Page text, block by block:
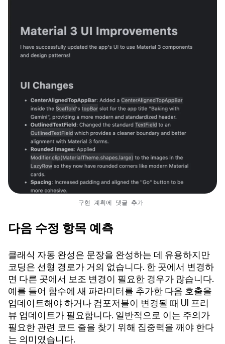
구현 계획에 댓글 추가
다음 수정 항목 예측
클래식 자동 완성은 문장을 완성하는 데 유용하지만
코딩은 선형 경로가 거의 없습니다. 한 곳에서 변경하
면 다른 곳에서 보조 변경이 필요한 경우가 많습니다.
예를 들어 함수에 새 파라미터를 추가한 다음 호출을
업데이트해야 하거나 컴포저블이 변경될 때 UI 프리
뷰 업데이트가 필요합니다. 일반적으로 이는 주의가
필요한 관련 코드 줄을 찾기 위해 집중력을 깨야 한다
는 의미였습니다.